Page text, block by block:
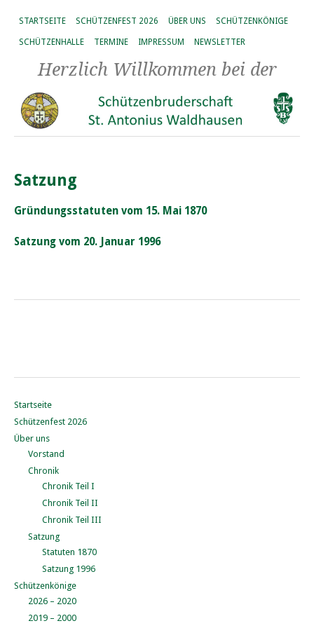
STARTSEITE SCHÜTZENFEST 2026 ÜBER UNS SCHÜTZENKÖNIGE
SCHÜTZENHALLE TERMINE IMPRESSUM NEWSLETTER
Herzlich Willkommen bei der
Satzung
Gründungsstatuten vom 15. Mai 1870
Satzung vom 20. Januar 1996
Startseite
Schützenfest 2026
Über uns
Vorstand
Chronik
Chronik Teil I
Chronik Teil II
Chronik Teil III
Satzung
Statuten 1870
Satzung 1996
Schützenkönige
2026 – 2020
2019 – 2000